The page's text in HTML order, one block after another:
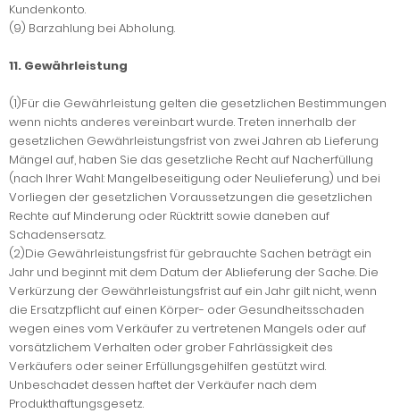
Kundenkonto.
(9) Barzahlung bei Abholung.
11. Gewährleistung
(1)Für die Gewährleistung gelten die gesetzlichen Bestimmungen
wenn nichts anderes vereinbart wurde. Treten innerhalb der
gesetzlichen Gewährleistungsfrist von zwei Jahren ab Lieferung
Mängel auf, haben Sie das gesetzliche Recht auf Nacherfüllung
(nach Ihrer Wahl: Mangelbeseitigung oder Neulieferung) und bei
Vorliegen der gesetzlichen Voraussetzungen die gesetzlichen
Rechte auf Minderung oder Rücktritt sowie daneben auf
Schadensersatz.
(2)Die Gewährleistungsfrist für gebrauchte Sachen beträgt ein
Jahr und beginnt mit dem Datum der Ablieferung der Sache. Die
Verkürzung der Gewährleistungsfrist auf ein Jahr gilt nicht, wenn
die Ersatzpflicht auf einen Körper- oder Gesundheitsschaden
wegen eines vom Verkäufer zu vertretenen Mangels oder auf
vorsätzlichem Verhalten oder grober Fahrlässigkeit des
Verkäufers oder seiner Erfüllungsgehilfen gestützt wird.
Unbeschadet dessen haftet der Verkäufer nach dem
Produkthaftungsgesetz.